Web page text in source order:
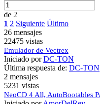
de 2
1 2 Siguiente Último
26 mensajes
22475 vistas
Emulador de Vectrex
Iniciado porDC-TON
Última respuesta de: DC-TON
2 mensajes
5231 vistas
NeoCD 4 All, AutoBootables